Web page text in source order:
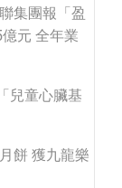
集團報「盈
元 全年業
兒童心臟基
餅 獲九龍樂